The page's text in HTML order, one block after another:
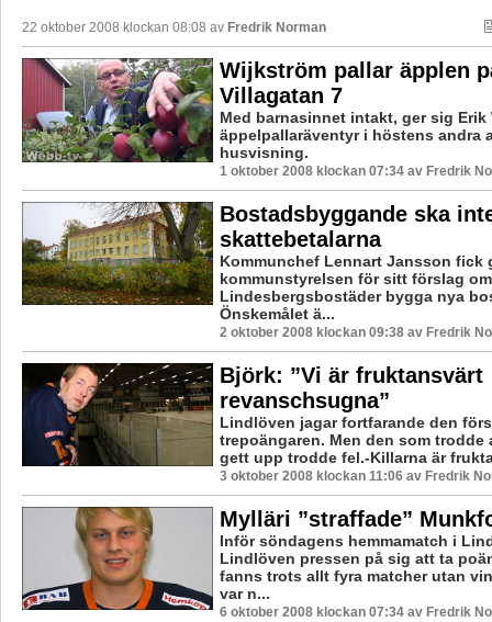
22 oktober 2008 klockan 08:08 av Fredrik Norman
Wijkström pallar äpplen
Villagatan 7
Med barnasinnet intakt, ger sig Erik
äppelpallaräventyr i höstens andra
husvisning.
1 oktober 2008 klockan 07:34 av Fredrik
Bostadsbyggande ska
skattebetalarna
Kommunchef Lennart Jansson fick
kommunstyrelsen för sitt förslag
Lindesbergsbostäder bygga nya
Önskemålet ä...
2 oktober 2008 klockan 09:38 av Fredrik
Björk: ”Vi är fruktansvärt
revanschsugna”
Lindlöven jagar fortfarande den
trepoängaren. Men den som trodde
gett upp trodde fel.-Killarna är
3 oktober 2008 klockan 11:06 av Fredrik
Mylläri ”straffade”
Inför söndagens hemmamatch i
Lindlöven pressen på sig att ta
fanns trots allt fyra matcher utan
var n...
6 oktober 2008 klockan 07:34 av Fredrik